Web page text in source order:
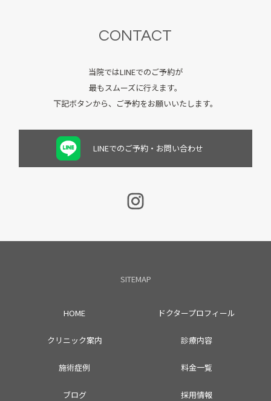
CONTACT
当院ではLINEでのご予約が
最もスムーズに行えます。
下記ボタンから、ご予約をお願いいたします。
LINEでのご予約・お問い合わせ
SITEMAP
HOME ドクタープロフィール
クリニック案内 診療内容
施術症例 料金一覧
ブログ 採用情報